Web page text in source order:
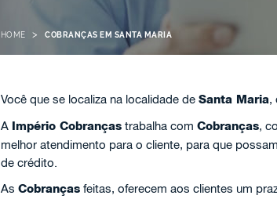
HOME > COBRANÇAS EM SANTA MARIA
Você que se localiza na localidade de Santa Maria,
A Império Cobrançastrabalha com Cobranças,
melhor atendimento para o cliente, para que
de crédito.
As Cobrançasfeitas, oferecem aos clientes um